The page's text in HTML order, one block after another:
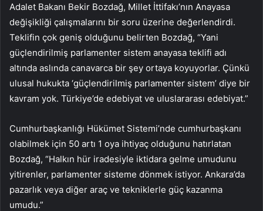
Adalet Bakanı Bekir Bozdağ, Millet İttifakı’nın Anayasa
değişikliği çalışmalarını bir soru üzerine değerlendirdi.
Teklifin çok geniş olduğunu belirten Bozdağ, “Yani
güçlendirilmiş parlamenter sistem anayasa teklifi adı
altında aslında canavarca bir şey ortaya koyuyorlar. Çünkü
ulusal hukukta ‘güçlendirilmiş parlamenter sistem’ diye bir
kavram yok. Türkiye’de edebiyat ve uluslararası edebiyat.”
Cumhurbaşkanlığı Hükümet Sistemi’nde cumhurbaşkanı
olabilmek için 50 artı 1 oya ihtiyaç olduğunu hatırlatan
Bozdağ, “Halkın hür iradesiyle iktidara gelme umudunu
yitirenler, parlamenter sisteme dönmek istiyor. Ankara’da
pazarlık veya diğer araç ve tekniklerle güç kazanma
umudu.”